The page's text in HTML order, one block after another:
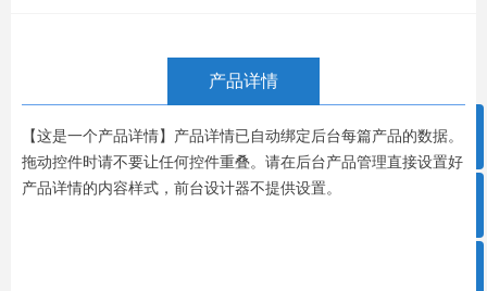
产品详情
【这是一个产品详情】产品详情已自动绑定后台每篇产品的数据。
拖动控件时请不要让任何控件重叠。请在后台产品管理直接设置好
产品详情的内容样式，前台设计器不提供设置。
ꁸ